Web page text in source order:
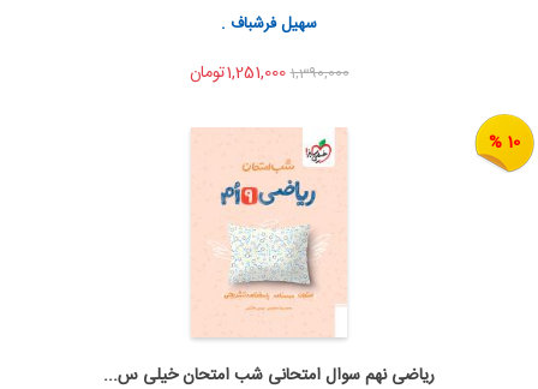
اشتراک گذاری
سهیل فرشباف .
1,390,0001,251,000تومان
10 %
اضافه به سبد خرید
ریاضی نهم سوال امتحانی شب امتحان خیلی س...